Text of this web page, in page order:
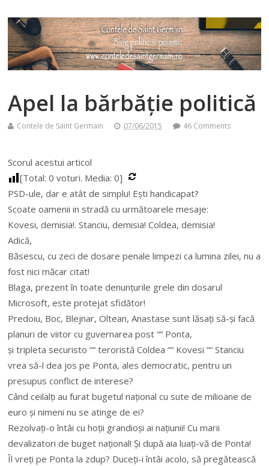
Apel la bărbăție politică
Contele de Saint Germain 07/06/2015 46 Comments
Scorul acestui articol
[Total:0 voturi. Media:0]
PSD-ule, dar e atât de simplu! Ești handicapat?
Scoate oamenii in stradă cu următoarele mesaje:
Kovesi, demisia!. Stanciu, demisia! Coldea, demisia!
Adică,
Băsescu, cu zeci de dosare penale limpezi ca lumina zilei, nu a
fost nici măcar citat!
Blaga, prezent în toate denunțurile grele din dosarul
Microsoft, este protejat sfidător!
Predoiu, Boc, Blejnar, Oltean, Anastase sunt lăsați să-și facă
planuri de viitor cu guvernarea post ““ Ponta,
și tripleta securisto ““ teroristă Coldea ““ Kovesi ““ Stanciu
vrea să-l dea jos pe Ponta, ales democratic, pentru un
presupus conflict de interese?
Când ceilalți au furat bugetul național cu sute de milioane de
euro și nimeni nu se atinge de ei?
Rezolvați-o întâi cu hoții grandioși ai națiunii! Cu marii
devalizatori de buget național! Și după aia luați-vă de Ponta!
Îl vreți pe Ponta la zdup? Duceți-i întâi acolo, să pregătească